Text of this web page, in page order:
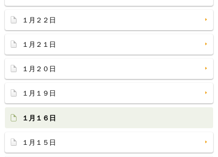
１月２２日
１月２１日
１月２０日
１月１９日
１月１６日
１月１５日